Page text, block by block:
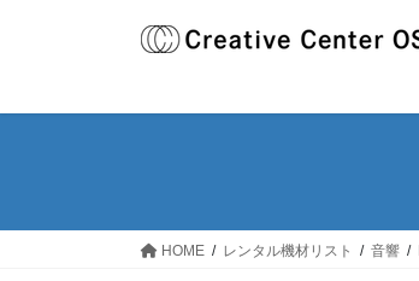
HOME レンタル機材リスト 音響